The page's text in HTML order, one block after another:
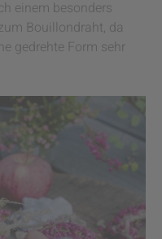
einem besonders
Bouillondraht, da
gedrehte Form sehr